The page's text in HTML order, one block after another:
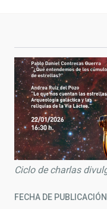
Ciclo de charlas
FECHA DE PUBLICACIÓN